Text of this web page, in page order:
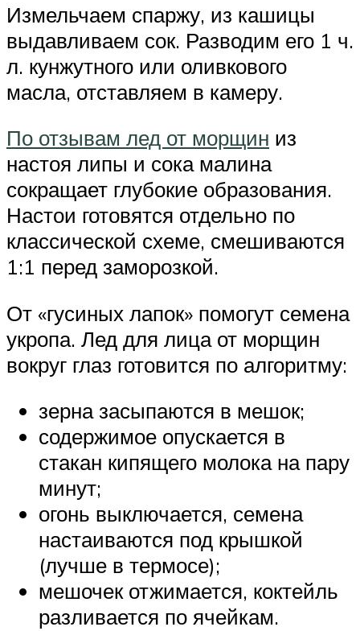
Измельчаем спаржу, из кашицы
выдавливаем сок. Разводим его 1 ч.
л. кунжутного или оливкового
масла, отставляем в камеру.
По отзывам лед от морщин из
настоя липы и сока малина
сокращает глубокие образования.
Настои готовятся отдельно по
классической схеме, смешиваются
1:1 перед заморозкой.
От «гусиных лапок» помогут семена
укропа. Лед для лица от морщин
вокруг глаз готовится по алгоритму:
зерна засыпаются в мешок;
содержимое опускается в
стакан кипящего молока на пару
минут;
огонь выключается, семена
настаиваются под крышкой
(лучше в термосе);
мешочек отжимается, коктейль
разливается по ячейкам.